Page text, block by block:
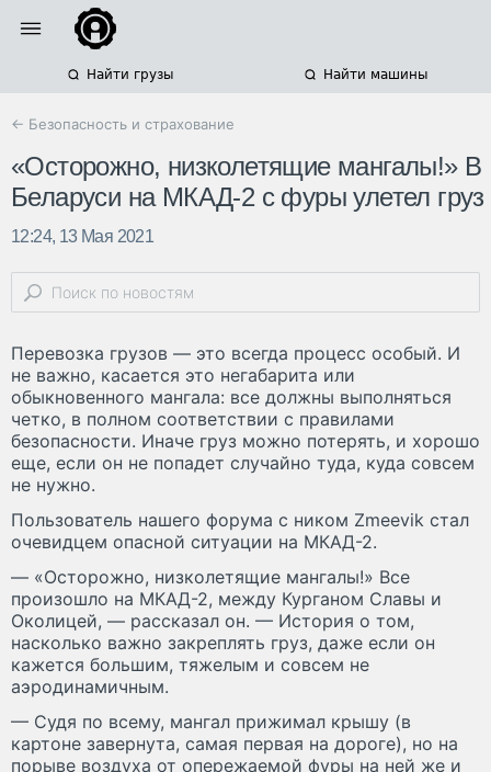
Найти грузы Найти машины
← Безопасность и страхование
«Осторожно, низколетящие мангалы!» В
Беларуси на МКАД-2 с фуры улетел груз
12:24, 13 Мая 2021
Перевозка грузов — это всегда процесс особый. И
не важно, касается это негабарита или
обыкновенного мангала: все должны выполняться
четко, в полном соответствии с правилами
безопасности. Иначе груз можно потерять, и хорошо
еще, если он не попадет случайно туда, куда совсем
не нужно.
Пользователь нашего форума с ником Zmeevik стал
очевидцем опасной ситуации на МКАД-2.
— «Осторожно, низколетящие мангалы!» Все
произошло на МКАД-2, между Курганом Славы и
Околицей, — рассказал он. — История о том,
насколько важно закреплять груз, даже если он
кажется большим, тяжелым и совсем не
аэродинамичным.
— Судя по всему, мангал прижимал крышу (в
картоне завернута, самая первая на дороге), но на
порыве воздуха от опережаемой фуры на ней же и